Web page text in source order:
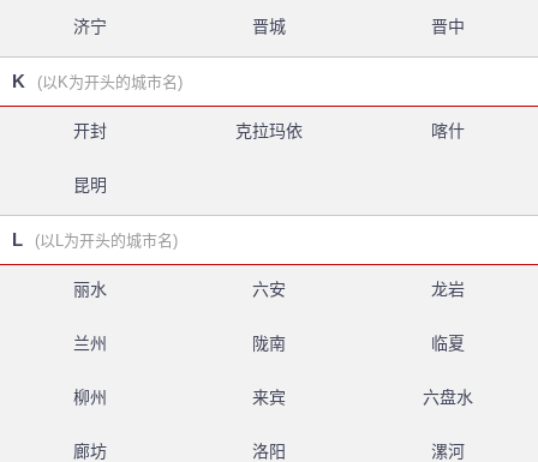
济宁 晋城 晋中
K (以K为开头的城市名)
开封 克拉玛依 喀什
昆明
L (以L为开头的城市名)
丽水 六安 龙岩
兰州 陇南 临夏
柳州 来宾 六盘水
廊坊 洛阳 漯河